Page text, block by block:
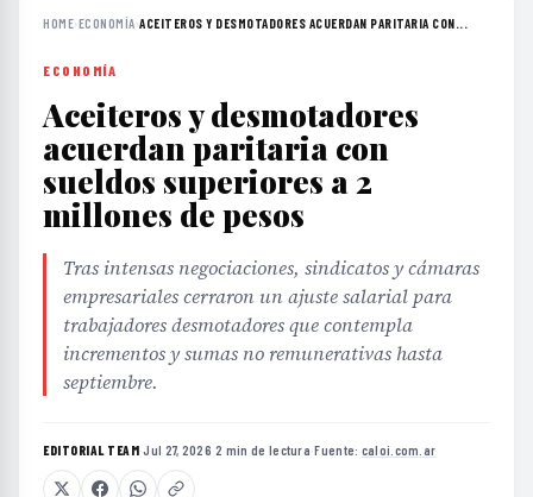
HOME›ECONOMÍA›ACEITEROS Y DESMOTADORES ACUERDAN PARITARIA CON...
ECONOMÍA
Aceiteros y desmotadores
acuerdan paritaria con
sueldos superiores a 2
millones de pesos
Tras intensas negociaciones, sindicatos y cámaras
empresariales cerraron un ajuste salarial para
trabajadores desmotadores que contempla
incrementos y sumas no remunerativas hasta
septiembre.
EDITORIAL TEAM·Jul 27, 2026·2 min de lectura·Fuente: caloi.com.ar